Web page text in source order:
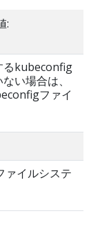
:
るkubeconfig
い場合は、
ファイ
ァイルシステ